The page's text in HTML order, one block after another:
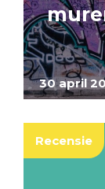
30 april
Recensie